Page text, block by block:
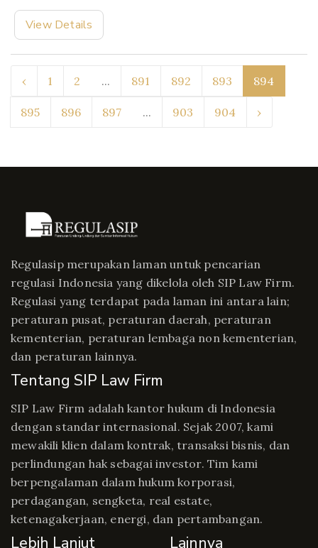
View Details
‹ 1 2 ... 891 892 893 894
895 896 897 ... 903 904 ›
Regulasip merupakan laman untuk pencarian
regulasi Indonesia yang dikelola oleh SIP Law Firm.
Regulasi yang terdapat pada laman ini antara lain;
peraturan pusat, peraturan daerah, peraturan
kementerian, peraturan lembaga non kementerian,
dan peraturan lainnya.
Tentang SIP Law Firm
SIP Law Firm adalah kantor hukum di Indonesia
dengan standar internasional. Sejak 2007, kami
mewakili klien dalam kontrak, transaksi bisnis, dan
perlindungan hak sebagai investor. Tim kami
berpengalaman dalam hukum korporasi,
perdagangan, sengketa, real estate,
ketenagakerjaan, energi, dan pertambangan.
Lebih Lanjut Lainnya